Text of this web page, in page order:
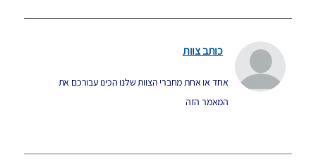
כותב צוות
אחד או אחת מחברי הצוות שלנו הכינו עבורכם את
המאמר הזה